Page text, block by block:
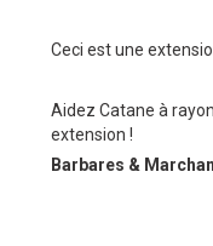
Ceci est une
Aidez Catane à
extension !
Barbares &